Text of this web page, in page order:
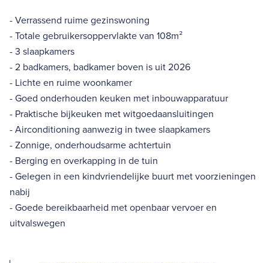
- Verrassend ruime gezinswoning
- Totale gebruikersoppervlakte van 108m²
- 3 slaapkamers
- 2 badkamers, badkamer boven is uit 2026
- Lichte en ruime woonkamer
- Goed onderhouden keuken met inbouwapparatuur
- Praktische bijkeuken met witgoedaansluitingen
- Airconditioning aanwezig in twee slaapkamers
- Zonnige, onderhoudsarme achtertuin
- Berging en overkapping in de tuin
- Gelegen in een kindvriendelijke buurt met voorzieningen
nabij
- Goede bereikbaarheid met openbaar vervoer en
uitvalswegen